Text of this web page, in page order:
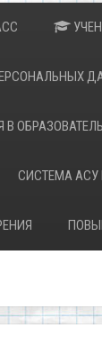
В
СИСТЕМА АСУ